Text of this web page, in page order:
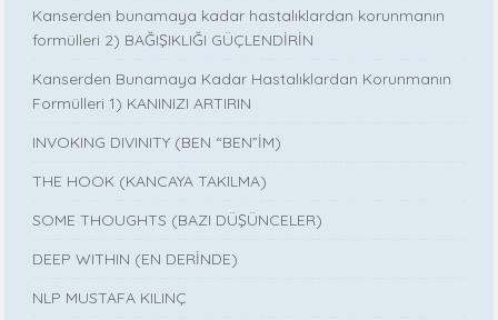
Kanserden bunamaya kadar hastalıklardan korunmanın
formülleri 2) BAĞIŞIKLIĞI GÜÇLENDİRİN
Kanserden Bunamaya Kadar Hastalıklardan Korunmanın
Formülleri 1) KANINIZI ARTIRIN
INVOKING DIVINITY (BEN “BEN”İM)
THE HOOK (KANCAYA TAKILMA)
SOME THOUGHTS (BAZI DÜŞÜNCELER)
DEEP WITHIN (EN DERİNDE)
NLP MUSTAFA KILINÇ